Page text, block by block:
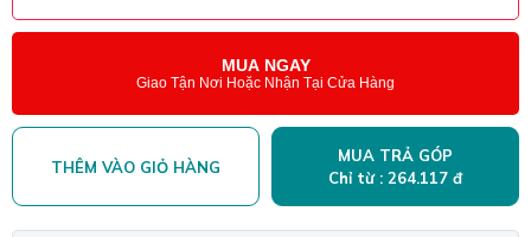
MUA NGAY
Giao Tận Nơi Hoặc Nhận Tại Cửa Hàng
THÊM VÀO GIỎ HÀNG
MUA TRẢ GÓP
Chỉ từ : 264.117 đ